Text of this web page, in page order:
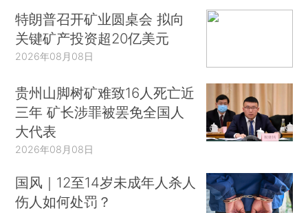
特朗普召开矿业圆桌会 拟向
关键矿产投资超20亿美元
2026年08月08日
贵州山脚树矿难致16人死亡近
三年 矿长涉罪被罢免全国人
大代表
2026年08月08日
国风｜12至14岁未成年人杀人
伤人如何处罚？